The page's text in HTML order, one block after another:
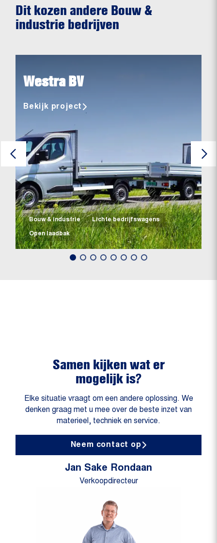
Dit kozen andere Bouw &
industrie bedrijven
Bouw & industrie Lichte bedrijfswagens
Open laadbak
Westra BV
Bekijk project
Samen kijken wat er
mogelijk is?
Elke situatie vraagt om een andere oplossing. We
denken graag met u mee over de beste inzet van
materieel, techniek en service.
Neem contact op
Jan Sake Rondaan
Verkoopdirecteur